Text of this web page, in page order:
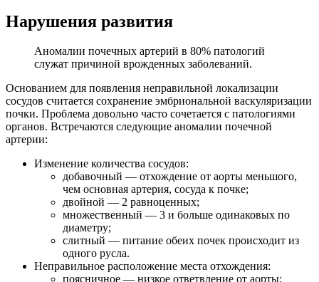
Нарушения развития
Аномалии почечных артерий в 80% патологий
служат причиной врожденных заболеваний.
Основанием для появления неправильной локализации
сосудов считается сохранение эмбриональной васкуляризации
почки. Проблема довольно часто сочетается с патологиями
органов. Встречаются следующие аномалии почечной
артерии:
Изменение количества сосудов:
добавочный — отхождение от аорты меньшого,
чем основная артерия, сосуда к почке;
двойной — 2 равноценных;
множественный — 3 и больше одинаковых по
диаметру;
слитный — питание обеих почек происходит из
одного русла.
Неправильное расположение места отхождения:
поясничное — низкое ответвление от аорты;